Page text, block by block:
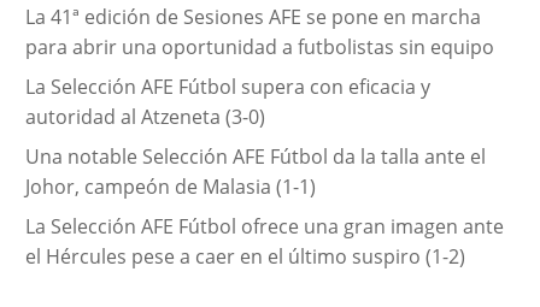
La 41ª edición de Sesiones AFE se pone en marcha
para abrir una oportunidad a futbolistas sin equipo
La Selección AFE Fútbol supera con eficacia y
autoridad al Atzeneta (3-0)
Una notable Selección AFE Fútbol da la talla ante el
Johor, campeón de Malasia (1-1)
La Selección AFE Fútbol ofrece una gran imagen ante
el Hércules pese a caer en el último suspiro (1-2)